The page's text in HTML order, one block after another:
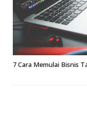
7 Cara Memulai Bisnis